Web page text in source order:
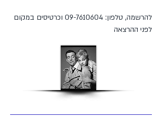
להרשמה, טלפון: 09-7610604 וכרטיסים במקום
לפני ההרצאה